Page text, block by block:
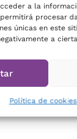
a la
procesar
únicas en este
a
Política de cookies
compra